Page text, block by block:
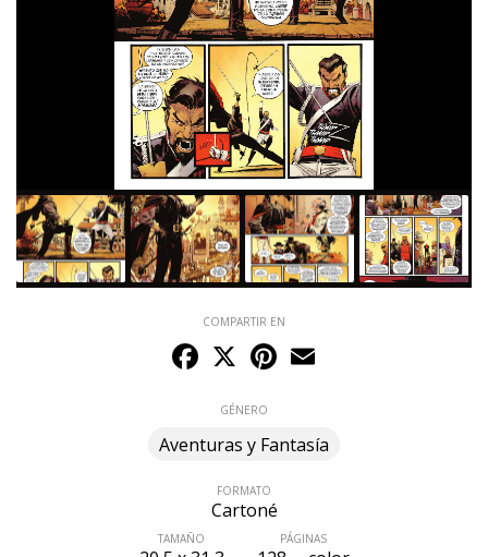
COMPARTIR EN
Facebook
X Pinterest
GÉNERO
Aventuras y Fantasía
FORMATO
Cartoné
TAMAÑO PÁGINAS